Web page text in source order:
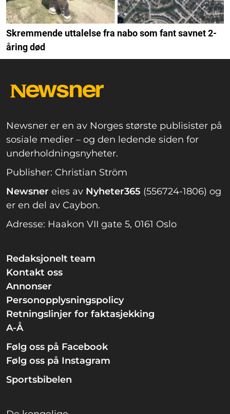
Skremmende uttalelse fra nabo som fant savnet 2-
åring død
Newsner er en av Norges største publisister på
sosiale medier – og den ledende siden for
underholdningsnyheter.
Publisher: Christian Ström
Newsner eies av Nyheter365 (556724-1806) og
er en del av Caybon.
Adresse: Haakon VII gate 5, 0161 Oslo
Redaksjonelt team
Kontakt oss
Annonser
Personopplysningspolicy
Retningslinjer for faktasjekking
A-Å
Følg oss på Facebook
Følg oss på Instagram
Sportsbibelen